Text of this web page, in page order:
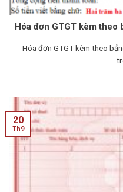
Hóa đơn GTGT kèm theo
Hóa đơn GTGT kèm theo
20
Th9